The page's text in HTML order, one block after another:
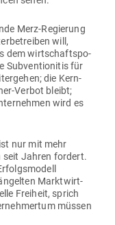
Merz-Regierung
will,
dem wirt­schafts­po­
Sub­ven­tio­nitis für
die Kern­
Verbot bleibt;
wird es
nur mit mehr
seit Jahren fordert.
Markt­wirt­
Freiheit, sprich
müssen